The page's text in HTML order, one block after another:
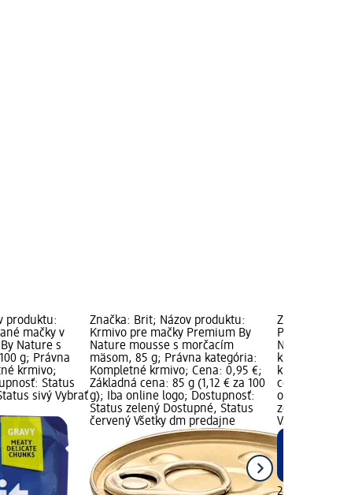
produktu:
mačky v
Nature s
g; Právna
krmivo;
Status
sivý Vybrať
Značka: Brit; Názov produktu:
Krmivo pre mačky Premium By
Nature mousse s morčacím
mäsom, 85 g; Právna kategória:
Kompletné krmivo; Cena: 0,95 €;
Základná cena: 85 g (1,12 € za 100
g); Iba online logo; Dostupnosť:
Status zelený Dostupné, Status
červený Všetky dm predajne
Značka:
Pochúťka
Nature
ks; Právna
krmivo;
cena: 90 g
online
zelený
Všetky dm
2,65 €